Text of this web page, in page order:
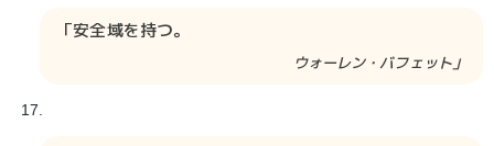
「安全域を持つ。
ウォーレン・バフェット」